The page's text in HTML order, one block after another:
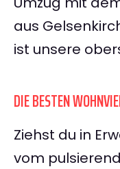
aus
ist unsere
DIE BESTEN
Ziehst du in
vom